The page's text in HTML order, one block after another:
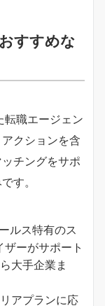
すすめな
転職エージェン
クションを含
チングをサポ
す。
ルス特有のス
ーがサポート
大手企業ま
アプランに応